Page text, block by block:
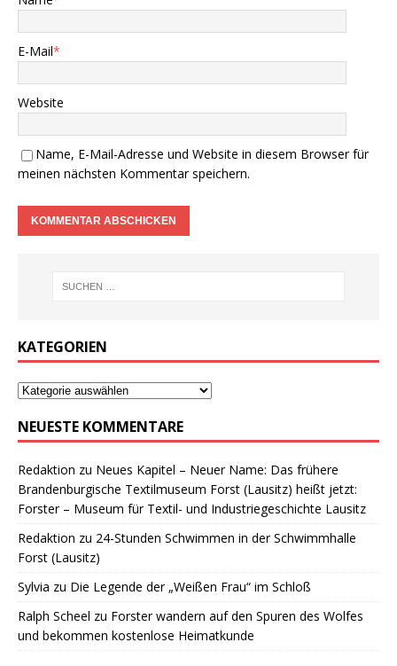
E-Mail*
Website
Name, E-Mail-Adresse und Website in diesem Browser für
meinen nächsten Kommentar speichern.
KATEGORIEN
NEUESTE KOMMENTARE
Redaktion zu Neues Kapitel – Neuer Name: Das frühere
Brandenburgische Textilmuseum Forst (Lausitz) heißt jetzt:
Forster – Museum für Textil- und Industriegeschichte Lausitz
Redaktion zu 24-Stunden Schwimmen in der Schwimmhalle
Forst (Lausitz)
Sylvia zu Die Legende der „Weißen Frau“ im Schloß
Ralph Scheel zu Forster wandern auf den Spuren des Wolfes
und bekommen kostenlose Heimatkunde